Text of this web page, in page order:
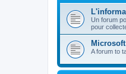
Un forum
pour
A forum to